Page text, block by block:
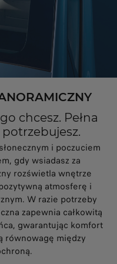
chcesz. Pełna
i poczuciem
gdy wsiadasz za
rozświetla wnętrze
atmosferę i
W razie potrzeby
zapewnia całkowitą
gwarantując komfort
równowagę między